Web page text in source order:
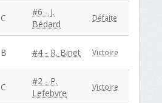
C
#6 - J.
Bédard
Défaite
B #4 - R. Binet Victoire
C
#2 - P.
Lefebvre
Victoire